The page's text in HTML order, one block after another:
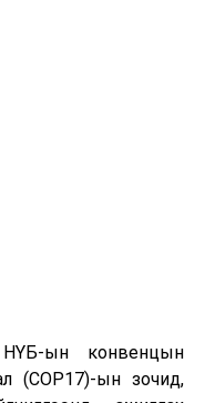
ын конвенцын
(COP17)-ын зочид,